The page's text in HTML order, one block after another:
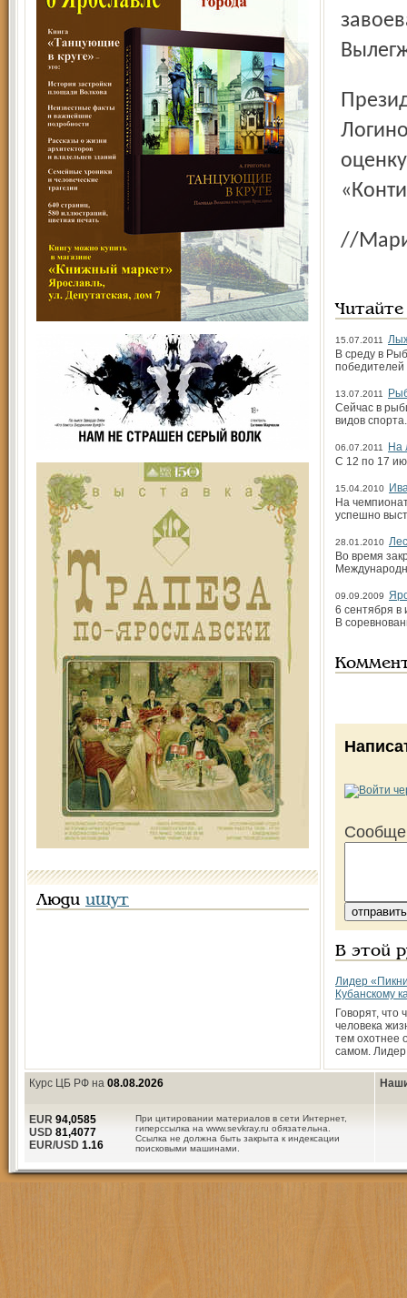
Люди ищут
Президент Федерации лыжных гонок России Владимир
//
15.07.2011
В среду в
победителей
13.07.2011
Сейчас в
видов
06.07.2011
На
С 12 по 17
15.04.2010
На
успешно
28.01.2010
Во время
09.09.2009
6 сентября в
В
В этой
Лидер
Кубанскому
Говорят, что
человека
тем охотнее
самом.
Курс ЦБ РФ на 08.08.2026
При цитировании материалов в сети Интернет,
гиперссылка на www.sevkray.ru обязательна.
Ссылка не должна быть закрыта к индексации
поисковыми машинами.
EUR 94,0585
USD 81,4077
EUR/USD 1.16